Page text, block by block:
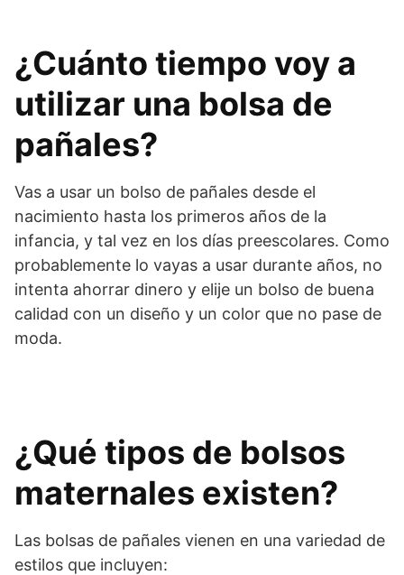
¿Cuánto tiempo voy a
utilizar una bolsa de
pañales?
Vas a usar un bolso de pañales desde el
nacimiento hasta los primeros años de la
infancia, y tal vez en los días preescolares. Como
probablemente lo vayas a usar durante años, no
intenta ahorrar dinero y elije un bolso de buena
calidad con un diseño y un color que no pase de
moda.
¿Qué tipos de bolsos
maternales existen?
Las bolsas de pañales vienen en una variedad de
estilos que incluyen: